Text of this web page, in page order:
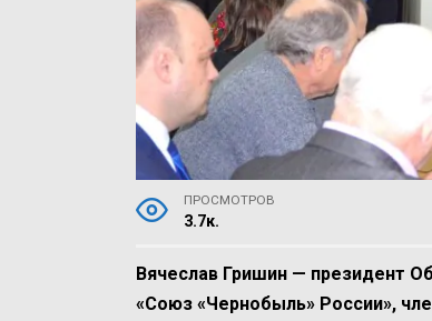
ПРОСМОТРОВ
3.7к.
Вячеслав Гришин — президент
«Союз «Чернобыль» России»,